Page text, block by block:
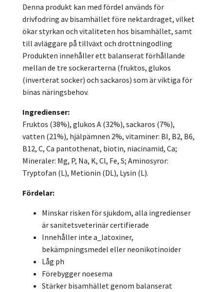
Denna produkt kan med fördel används för
drivfodring av bisamhället före nektardraget, vilket
ökar styrkan och vitaliteten hos bisamhället, samt
till avläggare på tillväxt och drottningodling
Produkten innehåller ett balanserat förhållande
mellan de tre sockerarterna (fruktos, glukos
(inverterat socker) och sackaros) som är viktiga för
binas näringsbehov.
Ingredienser:
Fruktos (38%), glukos A (32%), sackaros (7%),
vatten (21%), hjälpämnen 2%, vitaminer: BI, B2, B6,
B12, C, Ca pantothenat, biotin, niacinamid, Ca;
Mineraler: Mg, P, Na, K, Cl, Fe, S; Aminosyror:
Tryptofan (L), Metionin (DL), Lysin (L).
Fördelar:
Minskar risken för sjukdom, alla ingredienser
är sanitetsveterinär certifierade
Innehåller inte a_latoxiner,
bekämpningsmedel eller neonikotinoider
Låg ph
Förebygger noesema
Stärker bisamhället genom balanserat